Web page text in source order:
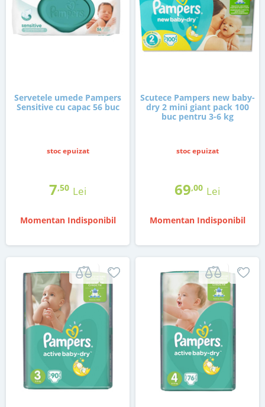
Servetele umede Pampers
Sensitive cu capac 56 buc
stoc epuizat
7,50 Lei
Momentan Indisponibil
Scutece Pampers new baby-
dry 2 mini giant pack 100
buc pentru 3-6 kg
stoc epuizat
69,00 Lei
Momentan Indisponibil